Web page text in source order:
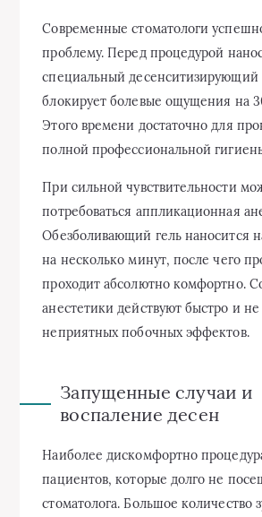
Современные стоматологи
проблему. Перед процедурой
специальный десенситизирующий
блокирует болевые ощущения на
Этого времени достаточно для
полной профессиональной
При сильной чувствительности
потребоваться аппликационная
Обезболивающий гель наносится
на несколько минут, после чего
проходит абсолютно комфортно.
анестетики действуют быстро и
неприятных побочных эффектов.
Запущенные случаи и
воспаление десен
Наиболее дискомфортно
пациентов, которые долго не
стоматолога. Большое количество